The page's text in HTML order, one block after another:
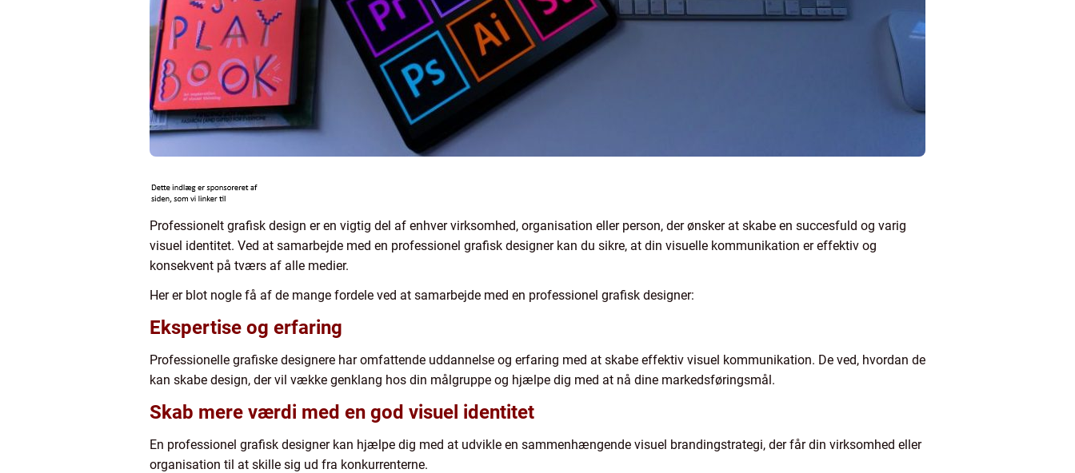
Professionelt grafisk design er en vigtig del af enhver virksomhed, organisation eller person, der ønsker at skabe en succesfuld og varig
visuel identitet. Ved at samarbejde med en professionel grafisk designer kan du sikre, at din visuelle kommunikation er effektiv og
konsekvent på tværs af alle medier.
Her er blot nogle få af de mange fordele ved at samarbejde med en professionel grafisk designer:
Ekspertise og erfaring
Professionelle grafiske designere har omfattende uddannelse og erfaring med at skabe effektiv visuel kommunikation. De ved, hvordan de
kan skabe design, der vil vække genklang hos din målgruppe og hjælpe dig med at nå dine markedsføringsmål.
Skab mere værdi med en god visuel identitet
En professionel grafisk designer kan hjælpe dig med at udvikle en sammenhængende visuel brandingstrategi, der får din virksomhed eller
organisation til at skille sig ud fra konkurrenterne.